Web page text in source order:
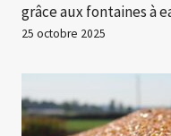
grâce aux fontaines à
25 octobre 2025